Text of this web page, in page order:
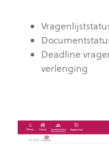
Deadline
verlenging